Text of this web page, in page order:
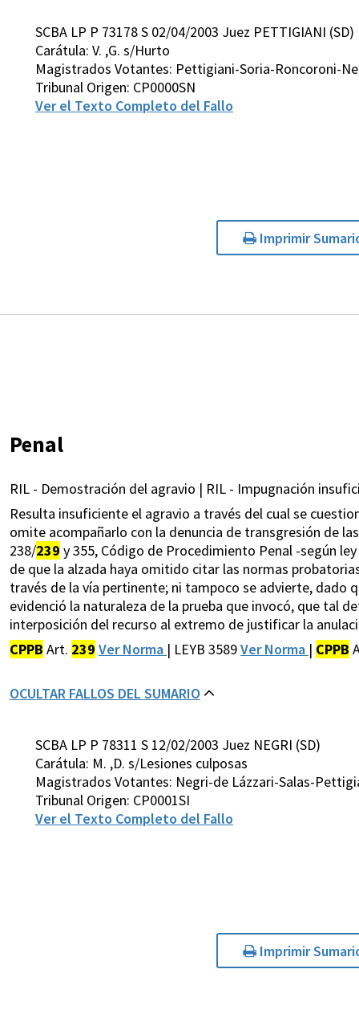
SCBA LP P 73178 S 02/04/2003 Juez PETTIGIANI (SD)
Carátula: V. ,G. s/Hurto
Magistrados Votantes: Pettigiani-Soria-Roncoroni-
Tribunal Origen: CP0000SN
Ver el Texto Completo del Fallo
Imprimir
Penal
RIL - Demostración del agravio | RIL - Impugnación
Resulta insuficiente el agravio a través del cual se
omite acompañarlo con la denuncia de transgresión de
238/239 y 355, Código de Procedimiento Penal -según
de que la alzada haya omitido citar las normas
través de la vía pertinente; ni tampoco se advierte, dado
evidenció la naturaleza de la prueba que invocó, que tal
interposición del recurso al extremo de justificar la
CPPB Art. 239 Ver Norma | LEYB 3589Ver Norma | CPPB
OCULTAR FALLOS DEL SUMARIO
SCBA LP P 78311 S 12/02/2003 Juez NEGRI (SD)
Carátula: M. ,D. s/Lesiones culposas
Magistrados Votantes: Negri-de Lázzari-Salas-
Tribunal Origen: CP0001SI
Ver el Texto Completo del Fallo
Imprimir